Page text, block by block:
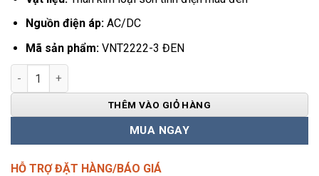
Nguồn điện áp:AC/DC
Mã sản phẩm:VNT2222-3 ĐEN
Đèn Vách Tường Ngoài Trời Hiện Đại VNT2222-3 Đen số lượng
THÊM VÀO GIỎ HÀNG
MUA NGAY
HỖ TRỢ ĐẶT HÀNG/BÁO GIÁ